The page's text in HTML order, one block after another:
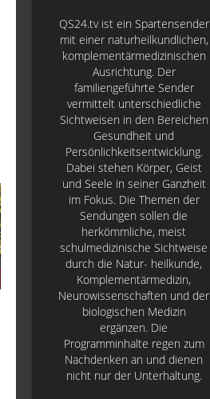
QS24.tv ist ein Spartensender
mit einer naturheilkundlichen,
komplementärmedizinischen
Ausrichtung. Der
familiengeführte Sender
vermittelt unterschiedliche
Sichtweisen in den Bereichen
Gesundheit und
Persönlichkeitsentwicklung.
Dabei stehen Körper, Geist
und Seele in seiner Ganzheit
im Fokus. Die Themen der
Sendungen sollen die
herkömmliche, meist
schulmedizinische Sichtweise
durch die Natur- heilkunde,
Komplementärmedizin,
Neurowissenschaften und der
biologischen Medizin
ergänzen. Die
Programminhalte regen zum
Nachdenken an und dienen
nicht nur der Unterhaltung.